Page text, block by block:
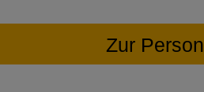
Zur Person